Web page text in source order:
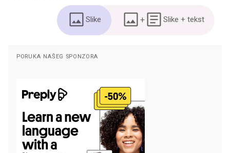
Slike + Slike + tekst
PORUKA NAŠEG SPONZORA